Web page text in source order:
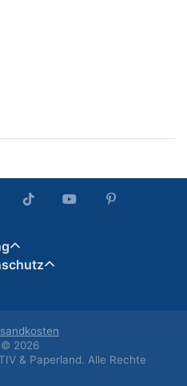
© 2026
& Paperland. Alle Rechte